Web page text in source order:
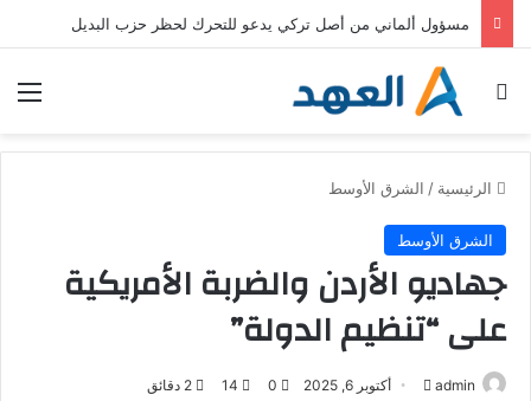
خطط حكومية وأوجه قصور وانتقادات .. كيف تواجه ألمانيا الحرّ؟
بحث عن
الرئيسية / الشرق الأوسط
الشرق الأوسط
جهاديو الأردن والضربة الأمريكية
على “تنظيم الدولة”
admin أكتوبر 6, 2025 0
14